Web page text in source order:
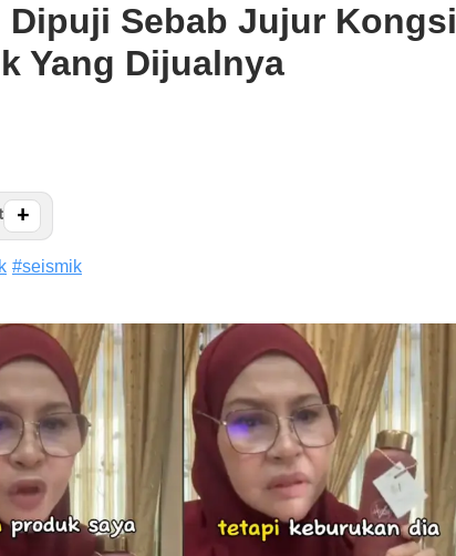
Sebab Jujur Kongsi
Yang Dijualnya
+
#seismik